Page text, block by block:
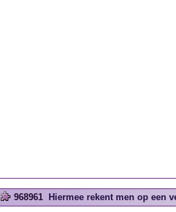
968961 Hiermee rekent men op een